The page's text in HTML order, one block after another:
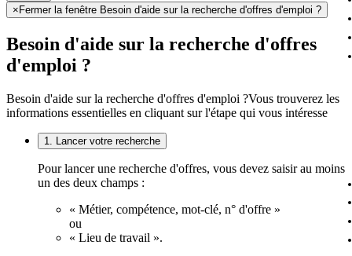
× Fermer la fenêtre Besoin d'aide sur la recherche d'offres d'emploi ?
Besoin d'aide sur la recherche d'offres
d'emploi ?
Besoin d'aide sur la recherche d'offres d'emploi ?Vous trouverez les
informations essentielles en cliquant sur l'étape qui vous intéresse
1. Lancer votre recherche
Pour lancer une recherche d'offres, vous devez saisir au moins
un des deux champs :
« Métier, compétence, mot-clé, n° d'offre »
ou
« Lieu de travail ».